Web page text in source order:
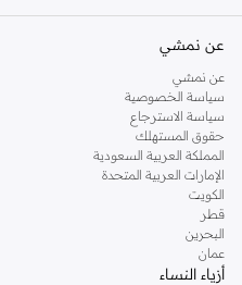
عن نمشي
عن نمشي
سياسة الخصوصية
سياسة الاسترجاع
حقوق المستهلك
المملكة العربية السعودية
الإمارات العربية المتحدة
الكويت
قطر
البحرين
عمان
أزياء النساء